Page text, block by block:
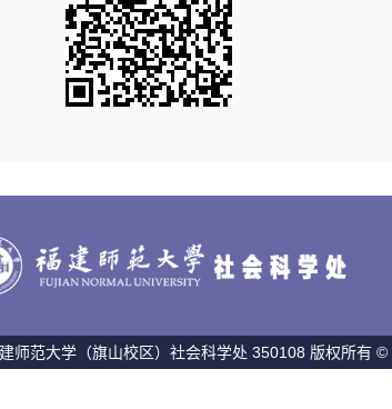
师范大学（旗山校区）社会科学处 350108 版权所有